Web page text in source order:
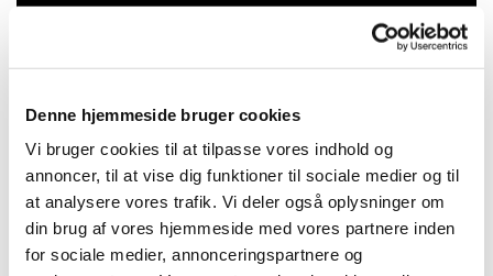
Denne hjemmeside bruger cookies
Vi bruger cookies til at tilpasse vores indhold og
annoncer, til at vise dig funktioner til sociale medier og til
at analysere vores trafik. Vi deler også oplysninger om
din brug af vores hjemmeside med vores partnere inden
for sociale medier, annonceringspartnere og
Du vil måske også kunne lide...